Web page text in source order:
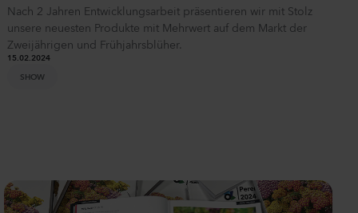
Nach 2 Jahren Entwicklungsarbeit präsentieren wir mit Stolz
unsere neuesten Produkte mit Mehrwert auf dem Markt der
Zweijährigen und Frühjahrsblüher.
15.02.2024
SHOW